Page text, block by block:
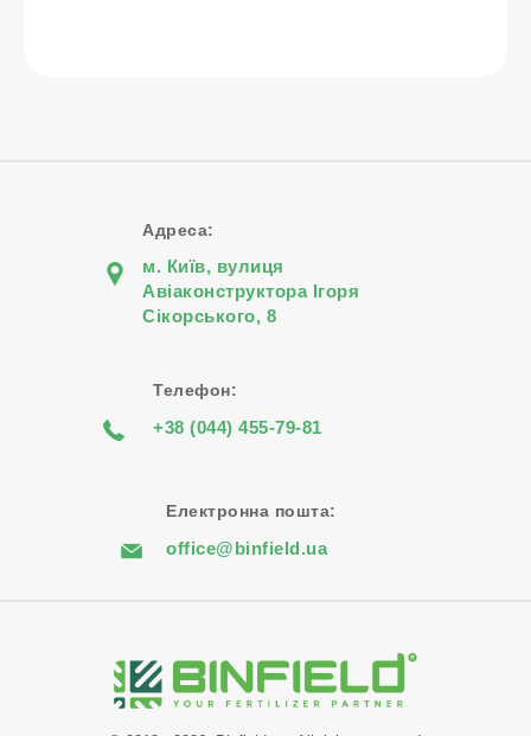
Адреса:
м. Київ, вулиця
Авіаконструктора Iгоря
Сiкорського, 8
Телефон:
+38 (044) 455-79-81
Електронна пошта:
office@binfield.ua